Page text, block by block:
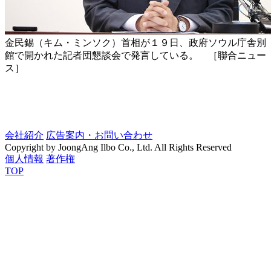
金民錫（キム・ミンソク）首相が１９日、政府ソウル庁舎別
館で開かれた記者団懇談会で発言している。 ［聯合ニュー
ス］
会社紹介 広告案内・お問い合わせ
Copyright by JoongAng Ilbo Co., Ltd. All Rights Reserved
個人情報 著作権
TOP